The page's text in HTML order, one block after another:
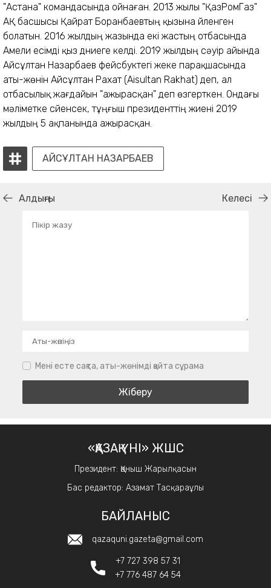
"Астана" командасында ойнаған. 2013 жылы "ҚазРомГаз"
АҚ басшысы Қайрат Боранбаевтың қызына үйленген
болатын. 2016 жылдың жазында екі жастың отбасында
Амели есімді қыз дүниеге келді. 2019 жылдың сәуір айында
Айсұлтан Назарбаев фейсбуктегі жеке парақшасында
аты-жөнін Айсұлтан Рахат (Aisultan Rakhat) деп, ал
отбасылық жағдайын "ажырасқан" деп өзгерткен. Ондағы
мәліметке сүйенсек, тұңғыш президенттің жиені 2019
жылдың 5 ақпанында ажырасқан.
АЙСҰЛТАН НАЗАРБАЕВ
Алдыңғы Келесі
Мені есте сақта, аты-жөнімді қайта сұрама
«ҚАЗАҚ ҮНІ» ЖШС
Президент: Қаныш Жарылқасын
Бас редактор: Азамат Тасқараұлы
БАЙЛАНЫС
qazaquni.gazeta@gmail.com
+7 727 398 57 31
+7 776 487 64 54